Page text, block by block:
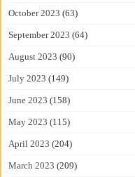
October 2023 (63)
September 2023 (64)
August 2023 (90)
July 2023 (149)
June 2023 (158)
May 2023 (115)
April 2023 (204)
March 2023 (209)